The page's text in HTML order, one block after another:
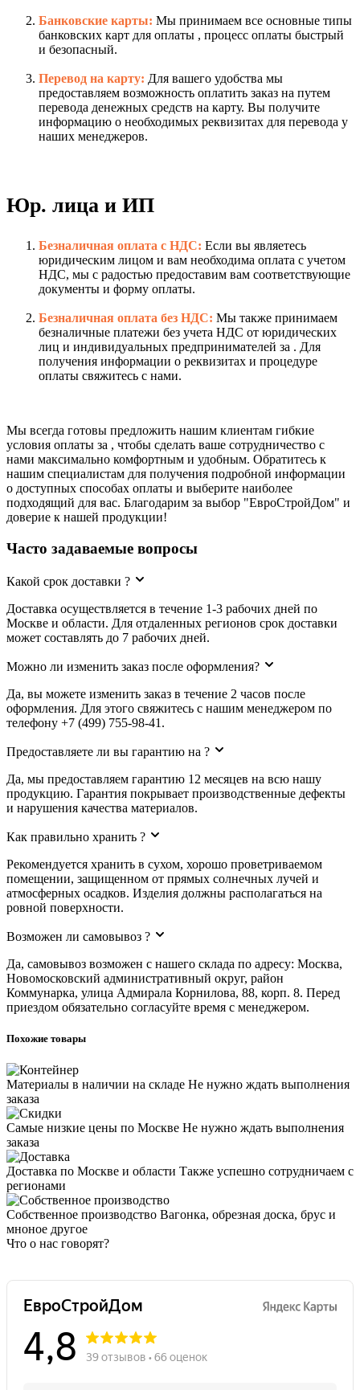
Банковские карты: Мы принимаем все основные типы
банковских карт для оплаты , процесс оплаты быстрый
и безопасный.
Перевод на карту: Для вашего удобства мы
предоставляем возможность оплатить заказ на путем
перевода денежных средств на карту. Вы получите
информацию о необходимых реквизитах для перевода у
наших менеджеров.
Юр. лица и ИП
Безналичная оплата с НДС: Если вы являетесь
юридическим лицом и вам необходима оплата с учетом
НДС, мы с радостью предоставим вам соответствующие
документы и форму оплаты.
Безналичная оплата без НДС: Мы также принимаем
безналичные платежи без учета НДС от юридических
лиц и индивидуальных предпринимателей за . Для
получения информации о реквизитах и процедуре
оплаты свяжитесь с нами.
Мы всегда готовы предложить нашим клиентам гибкие
условия оплаты за , чтобы сделать ваше сотрудничество с
нами максимально комфортным и удобным. Обратитесь к
нашим специалистам для получения подробной информации
о доступных способах оплаты и выберите наиболее
подходящий для вас. Благодарим за выбор "ЕвроСтройДом" и
доверие к нашей продукции!
Часто задаваемые вопросы
Какой срок доставки ?
Доставка осуществляется в течение 1-3 рабочих дней по
Москве и области. Для отдаленных регионов срок доставки
может составлять до 7 рабочих дней.
Можно ли изменить заказ после оформления?
Да, вы можете изменить заказ в течение 2 часов после
оформления. Для этого свяжитесь с нашим менеджером по
телефону +7 (499) 755-98-41.
Предоставляете ли вы гарантию на ?
Да, мы предоставляем гарантию 12 месяцев на всю нашу
продукцию. Гарантия покрывает производственные дефекты
и нарушения качества материалов.
Как правильно хранить ?
Рекомендуется хранить в сухом, хорошо проветриваемом
помещении, защищенном от прямых солнечных лучей и
атмосферных осадков. Изделия должны располагаться на
ровной поверхности.
Возможен ли самовывоз ?
Да, самовывоз возможен с нашего склада по адресу: Москва,
Новомосковский административный округ, район
Коммунарка, улица Адмирала Корнилова, 88, корп. 8. Перед
приездом обязательно согласуйте время с менеджером.
Похожие товары
Материалы в наличии на складе Не нужно ждать выполнения
заказа
Самые низкие цены по Москве Не нужно ждать выполнения
заказа
Доставка по Москве и области Также успешно сотрудничаем с
регионами
Собственное производство Вагонка, обрезная доска, брус и
мноное другое
Что о нас говорят?